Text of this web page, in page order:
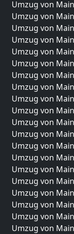
Umzug von
Umzug von
Umzug von
Umzug von
Umzug von
Umzug von
Umzug von
Umzug von
Umzug von
Umzug von
Umzug von
Umzug von
Umzug von
Umzug von
Umzug von
Umzug von
Umzug von
Umzug von
Umzug von
Umzug von